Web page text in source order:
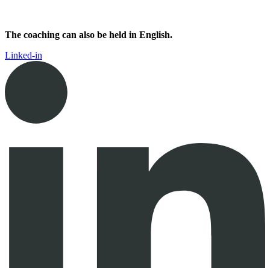
The coaching can also be held in English.
Linked-in